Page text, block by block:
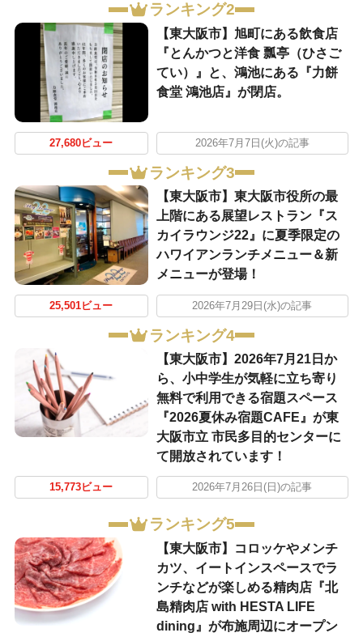
ランキング2
【東大阪市】旭町にある飲食店
『とんかつと洋食 瓢亭（ひさご
てい）』と、鴻池にある『力餅
食堂 鴻池店』が閉店。
27,680ビュー 2026年7月7日(火)の記事
ランキング3
【東大阪市】東大阪市役所の最
上階にある展望レストラン『ス
カイラウンジ22』に夏季限定の
ハワイアンランチメニュー＆新
メニューが登場！
25,501ビュー 2026年7月29日(水)の記事
ランキング4
【東大阪市】2026年7月21日か
ら、小中学生が気軽に立ち寄り
無料で利用できる宿題スペース
『2026夏休み宿題CAFE』が東
大阪市立 市民多目的センターに
て開放されています！
15,773ビュー 2026年7月26日(日)の記事
ランキング5
【東大阪市】コロッケやメンチ
カツ、イートインスペースでラ
ンチなどが楽しめる精肉店『北
島精肉店 with HESTA LIFE
dining』が布施周辺にオープン